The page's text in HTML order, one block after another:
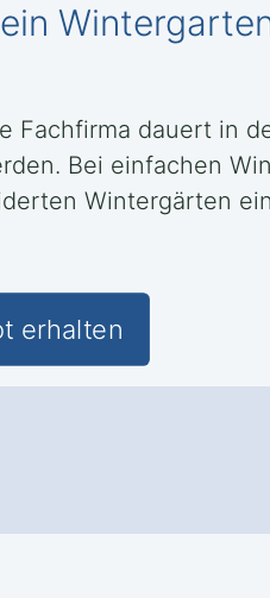
Fachfirma dauert in
Bei einfachen
Wintergärten
erhalten